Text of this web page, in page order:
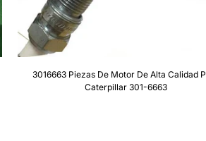
3016663 Piezas De Motor De Alta Calidad
Caterpillar 301-6663